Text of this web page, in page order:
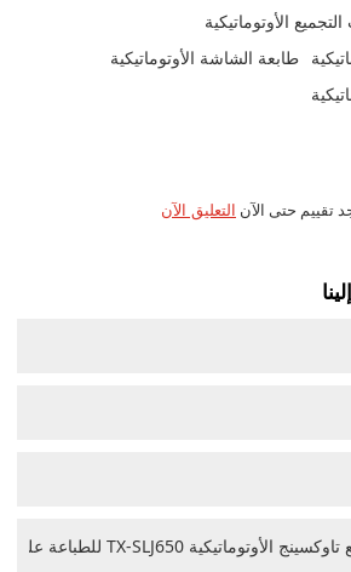
التجميع الأوتوماتيكية
طابعة الشاشة الأوتوماتيكية
تقييم حتى الآن التعليق الآن